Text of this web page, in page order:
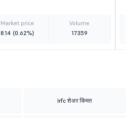
Market price
8.14 (0.62%)
Volume
17359
Irfc शेअर किंमत